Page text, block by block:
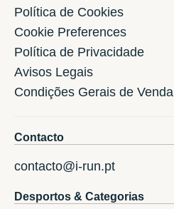
Política de Cookies
Cookie Preferences
Política de Privacidade
Avisos Legais
Condições Gerais de Venda
Contacto
contacto@i-run.pt
Desportos & Categorias